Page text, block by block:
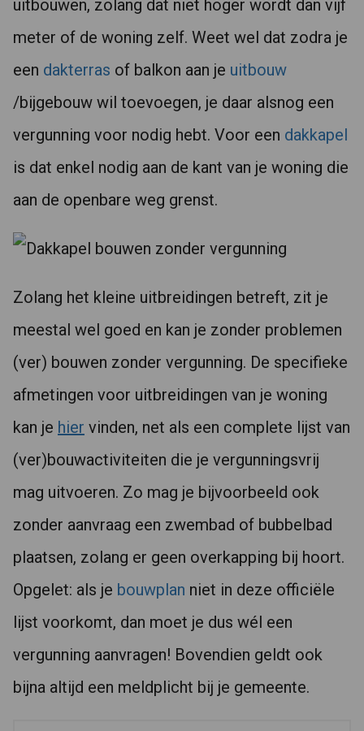
uitbouwen, zolang dat niet hoger wordt dan vijf
meter of de woning zelf. Weet wel dat zodra je
een dakterras of balkon aan je uitbouw
/bijgebouw wil toevoegen, je daar alsnog een
vergunning voor nodig hebt. Voor een dakkapel
is dat enkel nodig aan de kant van je woning die
aan de openbare weg grenst.
Zolang het kleine uitbreidingen betreft, zit je
meestal wel goed en kan je zonder problemen
(ver) bouwen zonder vergunning. De specifieke
afmetingen voor uitbreidingen van je woning
kan je hier vinden, net als een complete lijst van
(ver)bouwactiviteiten die je vergunningsvrij
mag uitvoeren. Zo mag je bijvoorbeeld ook
zonder aanvraag een zwembad of bubbelbad
plaatsen, zolang er geen overkapping bij hoort.
Opgelet: als je bouwplan niet in deze officiële
lijst voorkomt, dan moet je dus wél een
vergunning aanvragen! Bovendien geldt ook
bijna altijd een meldplicht bij je gemeente.